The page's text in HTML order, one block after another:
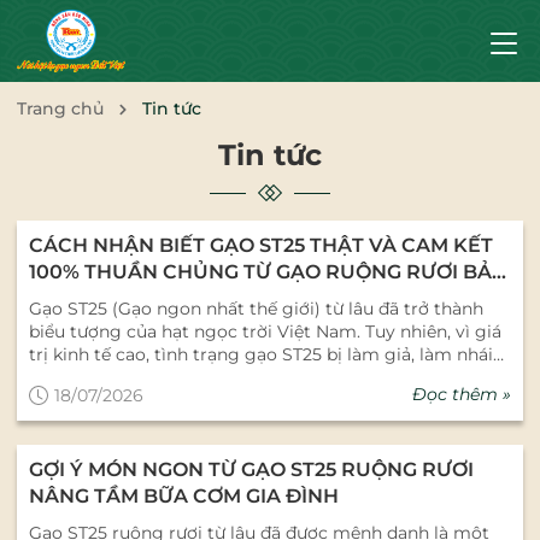
Trang chủ Tin tức
Tin tức
CÁCH NHẬN BIẾT GẠO ST25 THẬT VÀ CAM KẾT
100% THUẦN CHỦNG TỪ GẠO RUỘNG RƯƠI BẢO
MINH
Gạo ST25 (Gạo ngon nhất thế giới) từ lâu đã trở thành
biểu tượng của hạt ngọc trời Việt Nam. Tuy nhiên, vì giá
trị kinh tế cao, tình trạng gạo ST25 bị làm giả, làm nhái
tinh vi trên thị trường. Là người tiêu dùng thông thái,
làm sao để phân biệt được gạo ST25 thật? Hãy cùng
Nông Sản Bảo Minh lật mở cẩm nang nhận diện và
khám phá dòng Gạo ST25 Ruộng Rươi thượng hạng -
cam kết 100% nguyên bản, nói không với gạo trộn. 1. 3
18/07/2026 Đọc thêm »
GỢI Ý MÓN NGON TỪ GẠO ST25 RUỘNG RƯƠI
NÂNG TẦM BỮA CƠM GIA ĐÌNH
Gạo ST25 ruộng rươi từ lâu đã được mệnh danh là một